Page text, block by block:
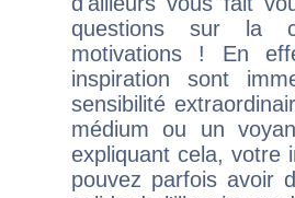
questions sur la
motivations ! En
inspiration sont
sensibilité
médium ou un
expliquant cela, votre
pouvez parfois avoir